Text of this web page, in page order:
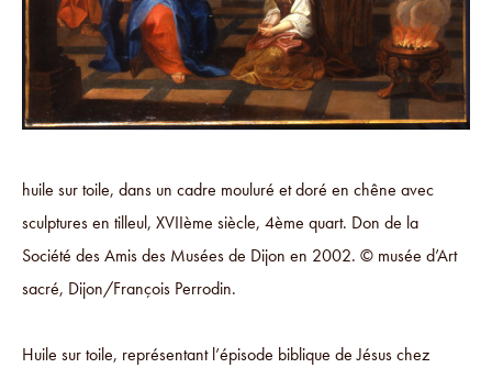
huile sur toile, dans un cadre mouluré et doré en chêne avec
sculptures en tilleul, XVIIème siècle, 4ème quart. Don de la
Société des Amis des Musées de Dijon en 2002. © musée d’Art
sacré, Dijon/François Perrodin.
Huile sur toile, représentant l’épisode biblique de Jésus chez